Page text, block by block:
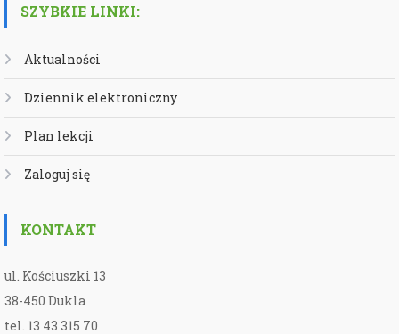
SZYBKIE LINKI:
Aktualności
Dziennik elektroniczny
Plan lekcji
Zaloguj się
KONTAKT
ul. Kościuszki 13
38-450 Dukla
tel. 13 43 315 70